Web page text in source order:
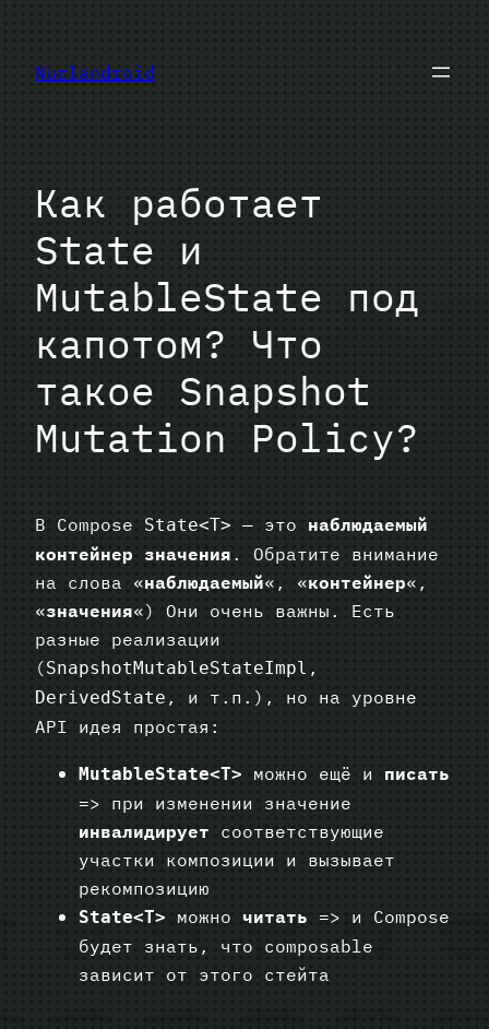
содержимому
Nurlandroid
Как работает
State и
MutableState под
капотом? Что
такое Snapshot
Mutation Policy?
В Compose State<T> — это наблюдаемый
контейнер значения. Обратите внимание
на слова «наблюдаемый«, «контейнер«,
«значения«) Они очень важны. Есть
разные реализации
(SnapshotMutableStateImpl ,
DerivedState , и т.п.), но на уровне
API идея простая:
MutableState<T> можно ещё и писать
=> при изменении значение
инвалидирует соответствующие
участки композиции и вызывает
рекомпозицию
State<T> можно читать => и Compose
будет знать, что composable
зависит от этого стейта